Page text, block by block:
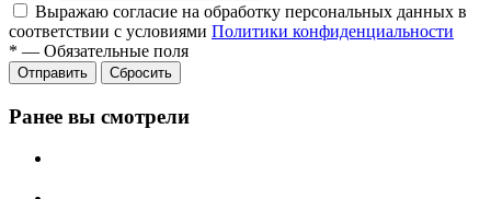
Выражаю согласие на обработку персональных данных в
соответствии с условиями Политики конфиденциальности
* — Обязательные поля
Отправить Сбросить
Ранее вы смотрели